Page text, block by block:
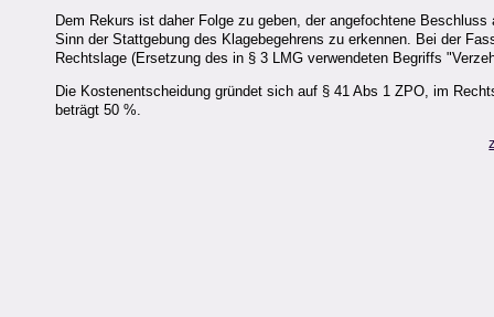
Dem Rekurs ist daher Folge zu geben, der angefochtene
Sinn der Stattgebung des Klagebegehrens zu erkennen. Bei der
Rechtslage (Ersetzung des in § 3 LMG verwendeten Begriffs
Die Kostenentscheidung gründet sich auf § 41 Abs 1 ZPO, im
beträgt 50 %.